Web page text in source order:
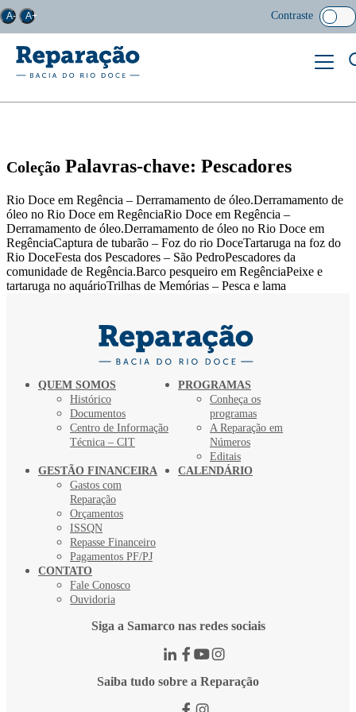
A- A+ Contraste
Coleção Palavras-chave: Pescadores
Rio Doce em Regência – Derramamento de óleo.Derramamento de
óleo no Rio Doce em RegênciaRio Doce em Regência –
Derramamento de óleo.Derramamento de óleo no Rio Doce em
RegênciaCaptura de tubarão – Foz do rio DoceTartaruga na foz do
Rio DoceFesta dos Pescadores – São PedroPescadores da
comunidade de Regência.Barco pesqueiro em RegênciaPeixe e
tartaruga no aquárioTrilhas de Memórias – Pesca e lama
QUEM SOMOS
Histórico
Documentos
Centro de Informação
Técnica – CIT
PROGRAMAS
Conheça os
programas
A Reparação em
Números
Editais
GESTÃO FINANCEIRA
Gastos com
Reparação
Orçamentos
ISSQN
Repasse Financeiro
Pagamentos PF/PJ
CALENDÁRIO
CONTATO
Fale Conosco
Ouvidoria
Siga a Samarco nas redes sociais
Saiba tudo sobre a Reparação